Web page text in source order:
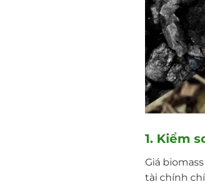
1. Kiểm
Giá
tài chính